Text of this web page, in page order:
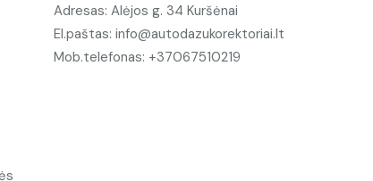
Adresas: Alėjos g. 34 Kuršėnai
El.paštas: info@autodazukorektoriai.lt
Mob.telefonas: +37067510219